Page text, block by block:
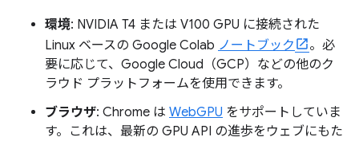
環境: NVIDIA T4 または V100 GPU に接続された
Linux ベースの Google Colab ノートブック
。必
要に応じて、Google Cloud（GCP）などの他のク
ラウド プラットフォームを使用できます。
ブラウザ: Chrome は WebGPU をサポートしていま
す。これは、最新の GPU API の進歩をウェブにもた